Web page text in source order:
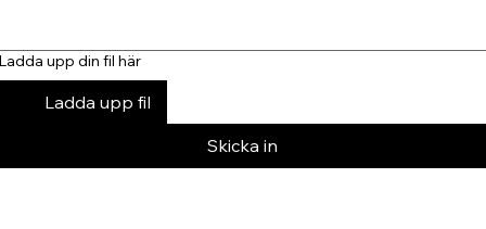
upp din fil här
Ladda upp fil
Skicka in